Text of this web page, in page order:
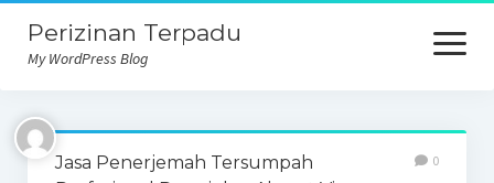
Perizinan Terpadu
My WordPress Blog
open
menu
Jasa Penerjemah Tersumpah
0